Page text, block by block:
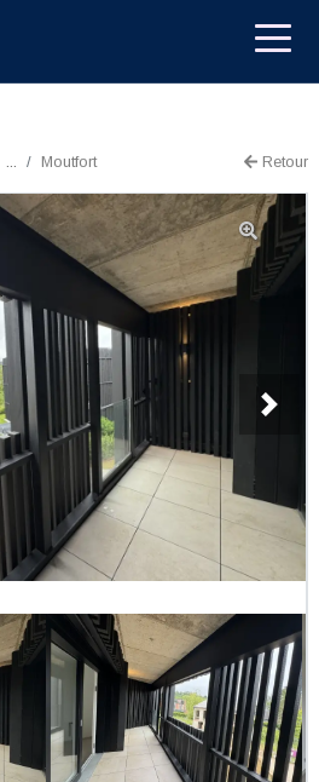
... Moutfort Retour
Next